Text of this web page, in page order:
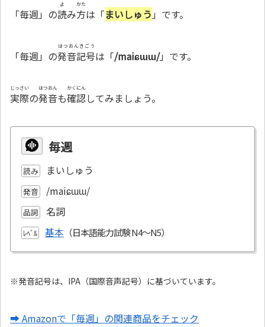
「毎週」の読
よ
み方
かた
は「まいしゅう 」です。
「毎週」の発音記号
はつおんきごう
は「/maiɕɯɯ/」です。
実際
じっさい
の発音
はつおん
も確認
かくにん
してみましょう。
毎週
読み まいしゅう
発音 /maiɕɯɯ/
品詞 名詞
ﾚﾍﾞﾙ 基本
※発音記号は、IPA（国際音声記号）に基づいています。
➡ Amazonで「毎週」の関連商品をチェック